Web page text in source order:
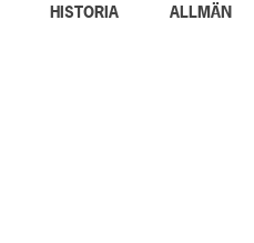
HISTORIA
ALLMÄN